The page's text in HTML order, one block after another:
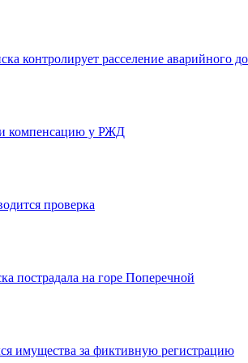
контролирует расселение аварийного
компенсацию у РЖД
проверка
пострадала на горе Поперечной
имущества за фиктивную регистрацию